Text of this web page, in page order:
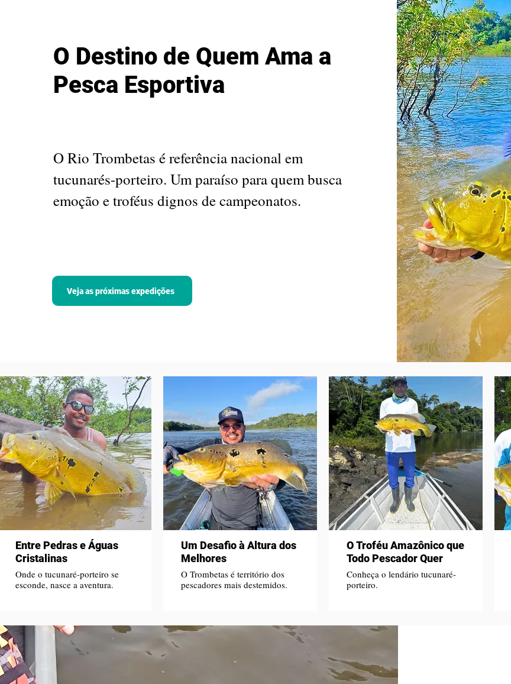
O Destino de Quem Ama a
Pesca Esportiva
O Rio Trombetas é referência nacional em
tucunarés-porteiro. Um paraíso para quem busca
emoção e troféus dignos de campeonatos.
Veja as próximas expedições
Entre Pedras e Águas
Cristalinas
Onde o tucunaré-porteiro se
esconde, nasce a aventura.
Um Desafio à Altura dos
Melhores
O Trombetas é território dos
pescadores mais destemidos.
O Troféu Amazônico que
Todo Pescador Quer
Conheça o lendário tucunaré-
porteiro.